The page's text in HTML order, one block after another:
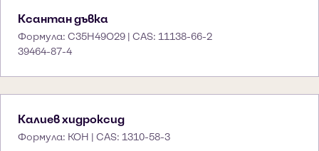
Ксантан дъвка
Формула: C35H49O29 | CAS: 11138-66-2
39464-87-4
Калиев хидроксид
Формула: KOH | CAS: 1310-58-3